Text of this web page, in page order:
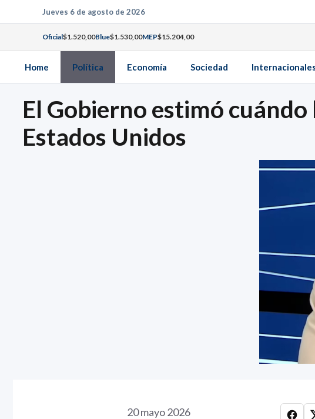
al
contenido
Jueves 6 de agosto de 2026
Oficial$1.520,00Blue$1.530,00MEP$15.204,00
Home Política Economía Sociedad
El Gobierno estimó
Estados Unidos
20 mayo 2026